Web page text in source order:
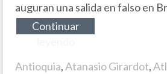
auguran una salida en falso en
Continuar
Antioquia,Atanasio Girardot,